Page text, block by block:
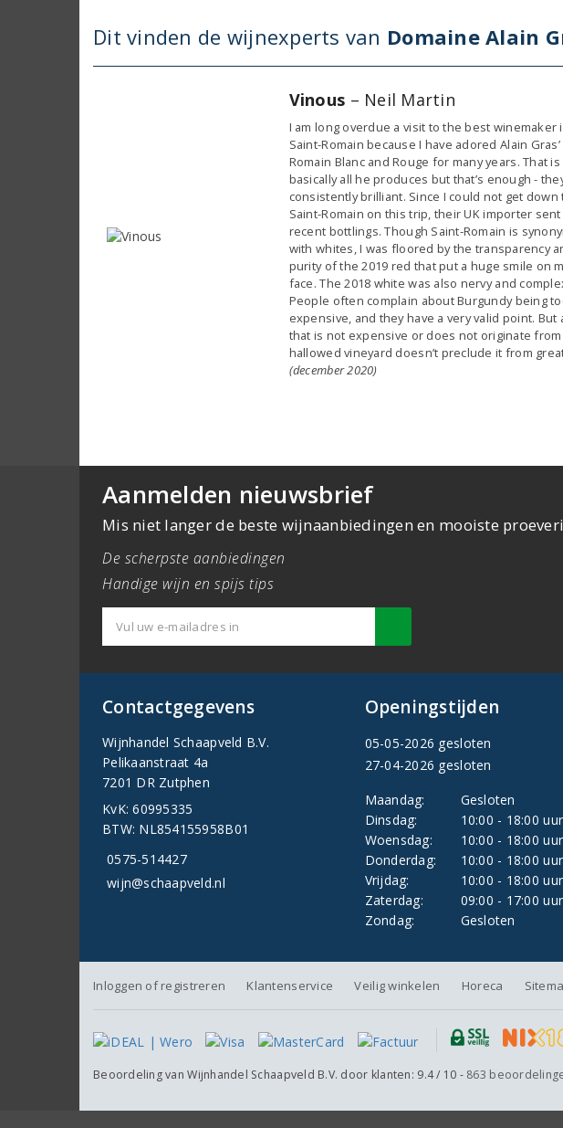
Dit vinden de wijnexperts van Domaine Alain
Vinous – Neil Martin
I am long overdue a visit to the best winemaker
Saint-Romain because I have adored Alain
Romain Blanc and Rouge for many years. That is
basically all he produces but that’s enough -
consistently brilliant. Since I could not get down
Saint-Romain on this trip, their UK importer sent
recent bottlings. Though Saint-Romain is
with whites, I was floored by the transparency
purity of the 2019 red that put a huge smile on
face. The 2018 white was also nervy and
People often complain about Burgundy being
expensive, and they have a very valid point. But
that is not expensive or does not originate from
hallowed vineyard doesn’t preclude it from
(december 2020)
Aanmelden nieuwsbrief
Mis niet langer de beste wijnaanbiedingen en mooiste
De scherpste aanbiedingen
Handige wijn en spijs tips
Contactgegevens
Wijnhandel Schaapveld B.V.
Pelikaanstraat 4a
7201 DR Zutphen
KvK: 60995335
BTW: NL854155958B01
0575-514427
wijn@schaapveld.nl
Openingstijden
05-05-2026 gesloten
27-04-2026 gesloten
Maandag:
Gesloten
Dinsdag:
10:00 - 18:00 uur
Woensdag:
10:00 - 18:00 uur
Donderdag:
10:00 - 18:00 uur
Vrijdag:
10:00 - 18:00 uur
Zaterdag:
09:00 - 17:00 uur
Zondag:
Gesloten
Inloggen of registreren Klantenservice Veilig winkelen Horeca
Beoordeling vanWijnhandel Schaapveld B.V. door klanten: 9.4/ 10 - 863